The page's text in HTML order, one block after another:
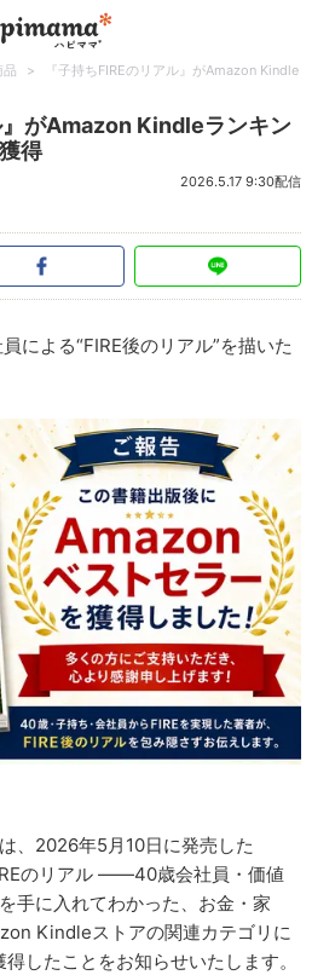
品 >
『子持ちFIREのリアル』がAmazon Kindle
』がAmazon Kindleランキン
得
2026.5.17 9:30配信
による“FIRE後のリアル”を描いた
、2026年5月10日に発売した
のリアル ――40歳会社員・価値
手に入れてわかった、お金・家
Kindleストアの関連カテゴリに
したことをお知らせいたします。